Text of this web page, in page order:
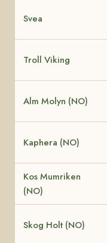
Svea
Troll Viking
Alm Molyn (NO)
Kaphera (NO)
Kos Mumriken
(NO)
Skog Holt (NO)